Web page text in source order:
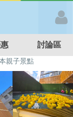
討論區
廳
溫泉泡湯SPA